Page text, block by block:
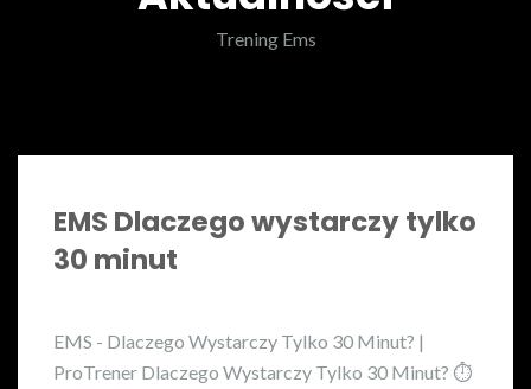
Trening Ems
EMS Dlaczego wystarczy tylko
30 minut
EMS - Dlaczego Wystarczy Tylko 30 Minut? |
ProTrener Dlaczego Wystarczy Tylko 30 Minut? ⏱️